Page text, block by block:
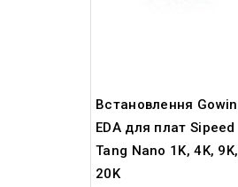
Встановлення Gowin
EDA для плат Sipeed
Tang Nano 1K, 4K, 9K,
20K